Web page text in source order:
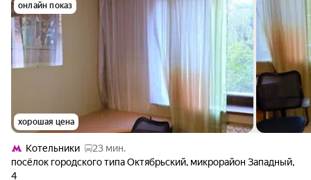
онлайн показ
хорошая цена
Котельники
23 мин.
посёлок городского типа Октябрьский, микрорайон Западный,
4